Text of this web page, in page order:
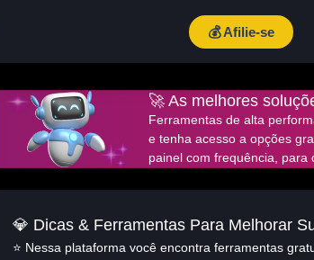
💰 Afilie-se
🚀 As melhores
Ferramentas de alta
e tenha acesso a opções
painel com frequência, para
💎 Dicas & Ferramentas Para Melhorar
⭐ Nessa plataforma você encontra ferramentas